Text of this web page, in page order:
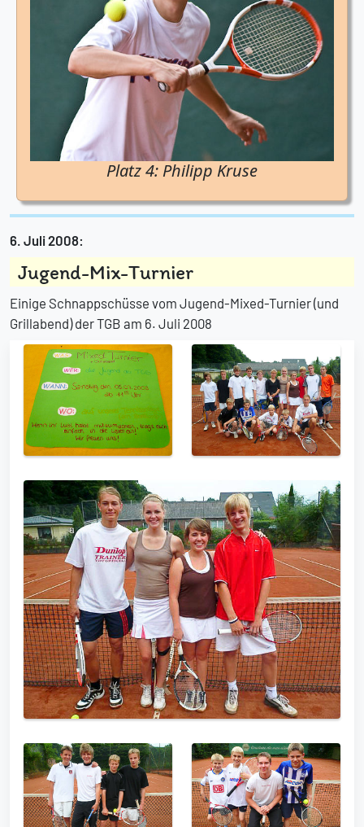
Platz 4: Philipp Kruse
6. Juli 2008:
Jugend-Mix-Turnier
Einige Schnappschüsse vom Jugend-Mixed-Turnier (und
Grillabend) der TGB am 6. Juli 2008